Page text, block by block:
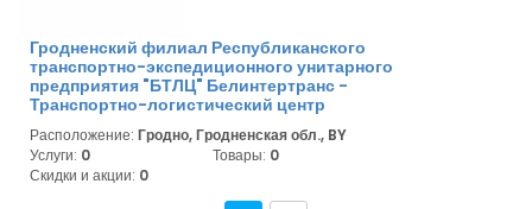
Гродненский филиал Республиканского
транспортно-экспедиционного унитарного
предприятия "БТЛЦ" Белинтертранс -
Транспортно-логистический центр
Расположение: Гродно, Гродненская обл., BY
Услуги: 0 Товары: 0
Скидки и акции: 0